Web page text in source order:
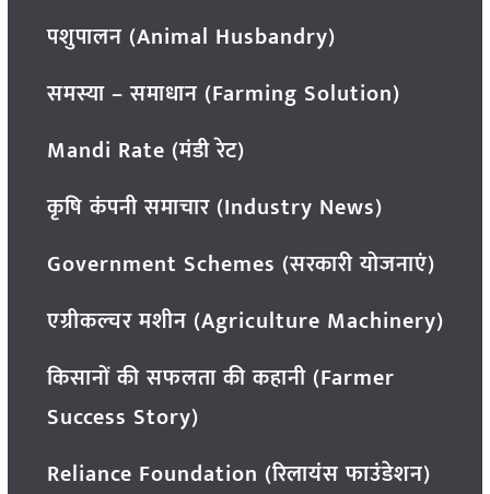
पशुपालन (Animal Husbandry)
समस्या – समाधान (Farming Solution)
Mandi Rate (मंडी रेट)
कृषि कंपनी समाचार (Industry News)
Government Schemes (सरकारी योजनाएं)
एग्रीकल्चर मशीन (Agriculture Machinery)
किसानों की सफलता की कहानी (Farmer
Success Story)
Reliance Foundation (रिलायंस फाउंडेशन)